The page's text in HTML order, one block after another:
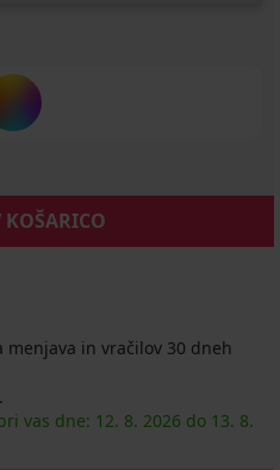
KOŠARICO
menjava in vračilov 30 dneh
vas dne: 12. 8. 2026 do 13. 8.